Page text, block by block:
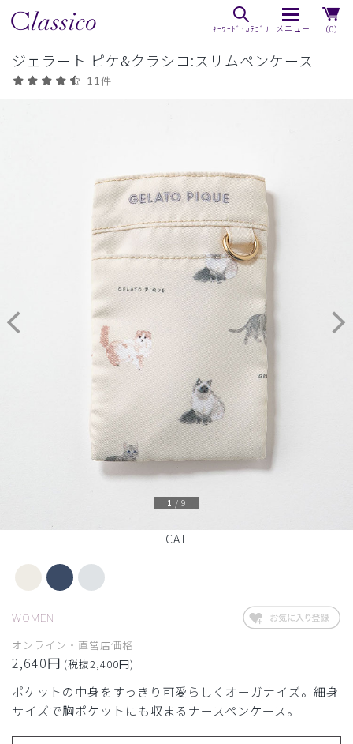
（0）
ジェラート ピケ&クラシコ:スリムペンケース
11件
CAT
1 / 9
WOMEN
オンライン・直営店価格
2,640円 (税抜2,400円)
ポケットの中身をすっきり可愛らしくオーガナイズ。細身
サイズで胸ポケットにも収まるナースペンケース。